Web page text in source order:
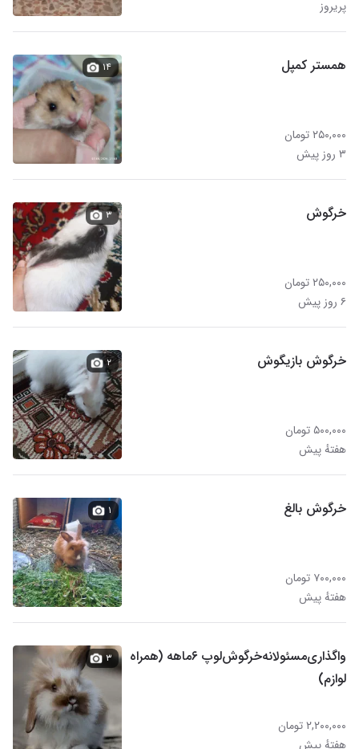
پریروز
همستر کمپل
۲۵۰,۰۰۰ تومان
۳ روز پیش
۱۴
خرگوش
۲۵۰,۰۰۰ تومان
۶ روز پیش
۳
خرگوش بازیگوش
۵۰۰,۰۰۰ تومان
هفتهٔ پیش
۲
خرگوش بالغ
۷۰۰,۰۰۰ تومان
هفتهٔ پیش
۱
واگذاری‌مسئولانه‌خرگوش‌لوپ ‌۶ماهه‌ (همراه
لوازم)
۲,۲۰۰,۰۰۰ تومان
هفتهٔ پیش
۳